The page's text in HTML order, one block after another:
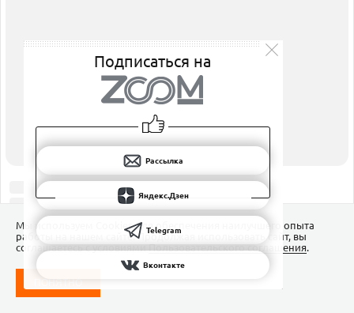
ЯНДЕКС.ДЗЕН
ВКОНТАКТЕ
Подписаться на
Рассылка
Яндекс.Дзен
Telegram
Вконтакте
Мы используем Сookies для обеспечения наилучшего опыта
работы на нашем сайте. Продолжая использовать сайт, вы
соглашаетесь с условиямиПользовательского соглашения.
ПОНЯТНО